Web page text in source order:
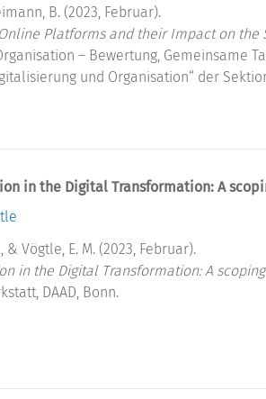
B. (2023, Februar).
Platforms and their Impact on the
– Bewertung, Gemeinsame
und Organisation“ der
in the Digital Transformation: A
& Vögtle, E. M. (2023, Februar).
in the Digital Transformation: A
DAAD, Bonn.